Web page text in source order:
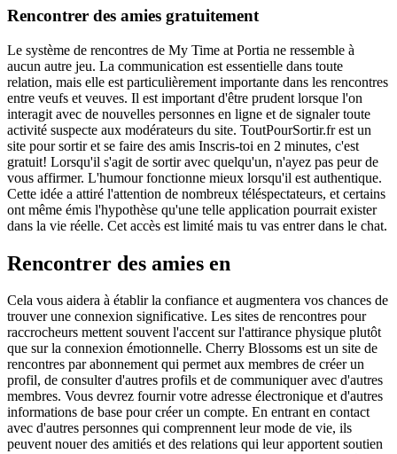
Rencontrer des amies gratuitement
Le système de rencontres de My Time at Portia ne ressemble à
aucun autre jeu. La communication est essentielle dans toute
relation, mais elle est particulièrement importante dans les rencontres
entre veufs et veuves. Il est important d'être prudent lorsque l'on
interagit avec de nouvelles personnes en ligne et de signaler toute
activité suspecte aux modérateurs du site. ToutPourSortir.fr est un
site pour sortir et se faire des amis Inscris-toi en 2 minutes, c'est
gratuit! Lorsqu'il s'agit de sortir avec quelqu'un, n'ayez pas peur de
vous affirmer. L'humour fonctionne mieux lorsqu'il est authentique.
Cette idée a attiré l'attention de nombreux téléspectateurs, et certains
ont même émis l'hypothèse qu'une telle application pourrait exister
dans la vie réelle. Cet accès est limité mais tu vas entrer dans le chat.
Rencontrer des amies en
Cela vous aidera à établir la confiance et augmentera vos chances de
trouver une connexion significative. Les sites de rencontres pour
raccrocheurs mettent souvent l'accent sur l'attirance physique plutôt
que sur la connexion émotionnelle. Cherry Blossoms est un site de
rencontres par abonnement qui permet aux membres de créer un
profil, de consulter d'autres profils et de communiquer avec d'autres
membres. Vous devrez fournir votre adresse électronique et d'autres
informations de base pour créer un compte. En entrant en contact
avec d'autres personnes qui comprennent leur mode de vie, ils
peuvent nouer des amitiés et des relations qui leur apportent soutien